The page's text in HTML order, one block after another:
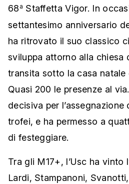
68 a Staffetta Vigor. In
settantesimo anniversario
ha ritrovato il suo classico
sviluppa attorno alla chiesa
transita sotto la casa natale
Quasi 200 le presenze al
decisiva per
trofei, e ha permesso a
di festeggiare.
Tra gli M17+, l’Usc ha vinto
Lardi, Stampanoni,